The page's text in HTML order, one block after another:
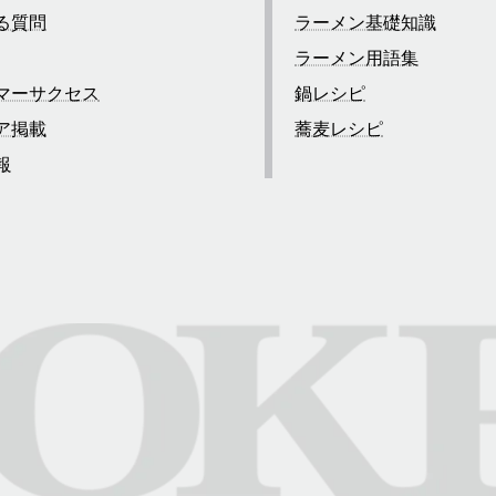
質問
ーサクセス
掲載
ラーメン基礎知識
ラーメン用語集
鍋レシピ
蕎麦レシピ